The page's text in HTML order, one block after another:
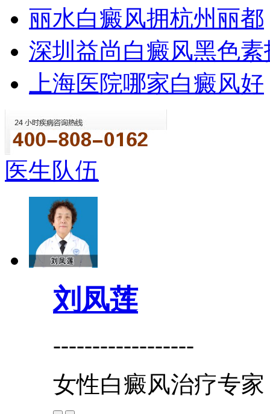
丽水白癜风拥杭州丽都
深圳益尚白癜风黑色素
上海医院哪家白癜风好
医生队伍
刘凤莲
------------------
女性白癜风治疗专家